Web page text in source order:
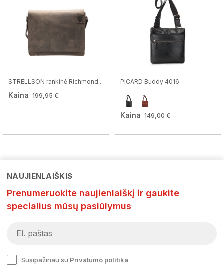
STRELLSON rankinė Richmond...
Kaina 199,95 €
PICARD Buddy 4016
Kaina 149,00 €
NAUJIENLAIŠKIS
Prenumeruokite naujienlaiškį ir gaukite
specialius mūsų pasiūlymus
Susipažinau su Privatumo politika